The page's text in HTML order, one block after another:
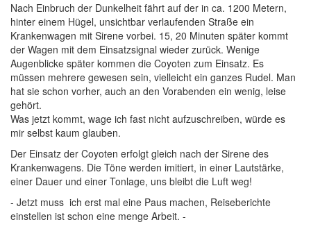
Nach Einbruch der Dunkelheit fährt auf der in ca. 1200 Metern,
hinter einem Hügel, unsichtbar verlaufenden Straße ein
Krankenwagen mit Sirene vorbei. 15, 20 Minuten später kommt
der Wagen mit dem Einsatzsignal wieder zurück. Wenige
Augenblicke später kommen die Coyoten zum Einsatz. Es
müssen mehrere gewesen sein, vielleicht ein ganzes Rudel. Man
hat sie schon vorher, auch an den Vorabenden ein wenig, leise
gehört.
Was jetzt kommt, wage ich fast nicht aufzuschreiben, würde es
mir selbst kaum glauben.
Der Einsatz der Coyoten erfolgt gleich nach der Sirene des
Krankenwagens. Die Töne werden imitiert, in einer Lautstärke,
einer Dauer und einer Tonlage, uns bleibt die Luft weg!
- Jetzt muss ich erst mal eine Paus machen, Reiseberichte
einstellen ist schon eine menge Arbeit. -